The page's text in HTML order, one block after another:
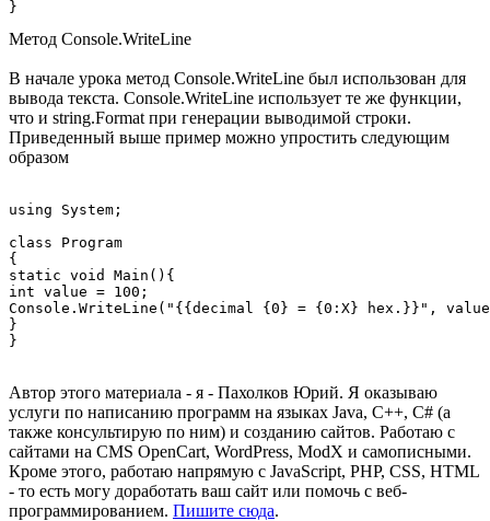
Метод Console.WriteLine
В начале урока метод Console.WriteLine был использован для
вывода текста. Console.WriteLine использует те же функции,
что и string.Format при генерации выводимой строки.
Приведенный выше пример можно упростить следующим
образом
using System;
class Program
{
static void Main(){
int value = 100;
Console.WriteLine("{{decimal {0} = {0:X} hex.}}",
}
Автор этого материала - я - Пахолков Юрий. Я оказываю
услуги по написанию программ на языках Java, C++, C# (а
также консультирую по ним) и созданию сайтов. Работаю с
сайтами на CMS OpenCart, WordPress, ModX и самописными.
Кроме этого, работаю напрямую с JavaScript, PHP, CSS, HTML
- то есть могу доработать ваш сайт или помочь с веб-
программированием. Пишите сюда.